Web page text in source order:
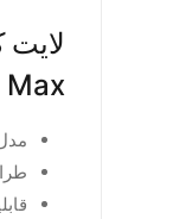
Max